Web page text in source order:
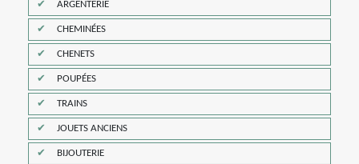
ARGENTERIE
CHEMINÉES
CHENETS
POUPÉES
TRAINS
JOUETS ANCIENS
BIJOUTERIE